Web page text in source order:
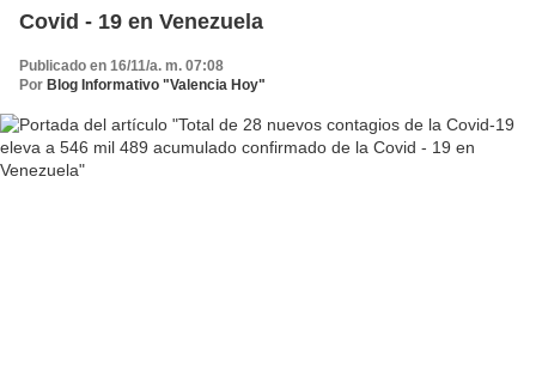
Covid - 19 en Venezuela
Publicado en 16/11/a. m. 07:08
Por Blog Informativo "Valencia Hoy"